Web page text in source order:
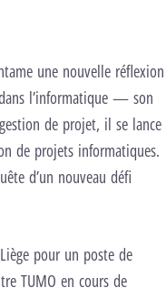
une nouvelle réflexion
l’informatique — son
de projet, il se lance
de projets informatiques.
d’un nouveau défi
pour un poste de
TUMO en cours de